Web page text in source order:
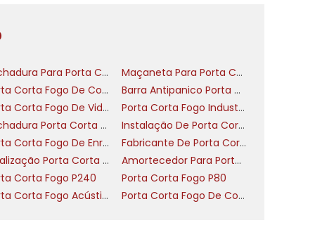
Fechadura Para Porta Corta Fogo Com Chave
Maçaneta Para Porta Corta Fogo
Porta Corta Fogo De Correr
Barra Antipanico Porta Corta Fogo
Porta Corta Fogo De Vidro
Porta Corta Fogo Industrial
Fechadura Porta Corta Fogo Com Barra Antipânico
Instalação De Porta Corta Fogo
Porta Corta Fogo De Enrolar
Fabricante De Porta Corta Fogo
Sinalização Porta Corta Fogo
Amortecedor Para Porta Corta Fogo
Corta Fogo P240
Porta Corta Fogo P80
Porta Corta Fogo Acústica Nível 2 Porta Corta Fogo De Correr Industrial